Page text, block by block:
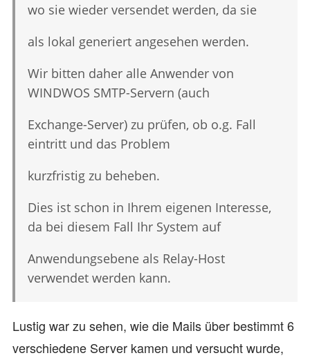
wo sie wieder versendet werden, da sie
als lokal generiert angesehen werden.
Wir bitten daher alle Anwender von
WINDWOS SMTP-Servern (auch
Exchange-Server) zu prüfen, ob o.g. Fall
eintritt und das Problem
kurzfristig zu beheben.
Dies ist schon in Ihrem eigenen Interesse,
da bei diesem Fall Ihr System auf
Anwendungsebene als Relay-Host
verwendet werden kann.
Lustig war zu sehen, wie die Mails über bestimmt 6
verschiedene Server kamen und versucht wurde,